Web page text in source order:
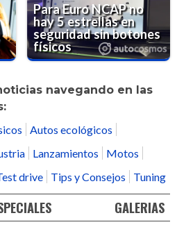
Para Euro NCAP no
hay 5 estrellas en
seguridad sin botones
físicos
navegando en las
Autos ecológicos
Lanzamientos
Motos
drive Tips y Consejos Tuning
GALERIAS